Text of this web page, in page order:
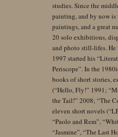
studies. Since the
painting, and by now is
paintings, and a great
20 solo exhibitions,
and photo still-lifes. He
1997 started his
Periscope”. In the
books of short stories,
(“Hello, Fly!” 1991;
the Tail!” 2008; “The
eleven short novels
“Paolo and Rem”,
“Jasmine”, “The Last